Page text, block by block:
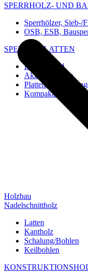
SPERRHOLZ- UND
Sperrhölzer, Sieb-/
OSB, ESB,
SPEZIAL-PLATTEN
Imi-Verbund
Akustik-Platten
Platten und
Kompaktplatten
Holzbau
Nadelschnittholz
Latten
Kantholz
Schalung/Bohlen
Keilbohlen